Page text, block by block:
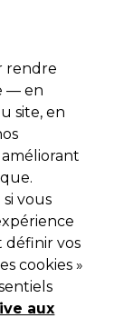
et Matériel
Portable
rendre
— en
site, en
vous
définir vos
cookies »
aux